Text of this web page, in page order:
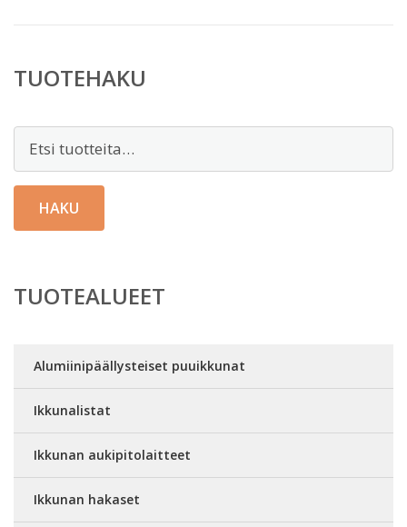
TUOTEHAKU
Etsi:
HAKU
TUOTEALUEET
Alumiinipäällysteiset puuikkunat
Ikkunalistat
Ikkunan aukipitolaitteet
Ikkunan hakaset